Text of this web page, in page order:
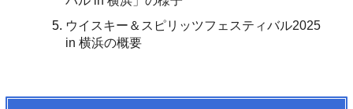
ウイスキー＆スピリッツフェスティバル2025
in 横浜の概要